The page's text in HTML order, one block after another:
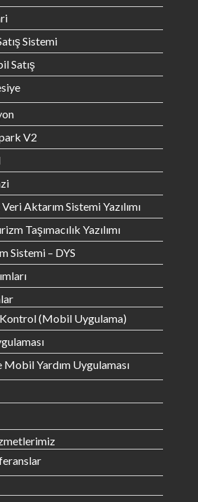
Sistemi
Satış
V2
Aktarım Sistemi Yazılımı
Taşımacılık Yazılımı
Sistemi – DYS
(Mobil Uygulama)
Mobil Yardım Uygulaması